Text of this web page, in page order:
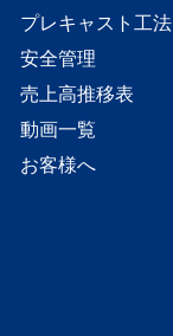
プレキャスト工法
安全管理
売上高推移表
動画一覧
お客様へ